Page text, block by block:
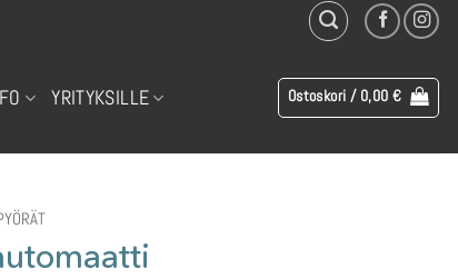
YRITYKSILLE Ostoskori / 0,00 €